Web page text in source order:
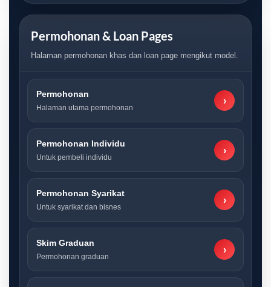
Permohonan & Loan Pages
Halaman permohonan khas dan loan page mengikut model.
Permohonan
Halaman utama permohonan
›
Permohonan Individu
Untuk pembeli individu
›
Permohonan Syarikat
Untuk syarikat dan bisnes
›
Skim Graduan
Permohonan graduan
›